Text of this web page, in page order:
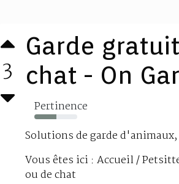
3
Garde
chat - On
Pertinence
51%
Solutions de garde
Vous êtes ici : Accueil /
ou de chat